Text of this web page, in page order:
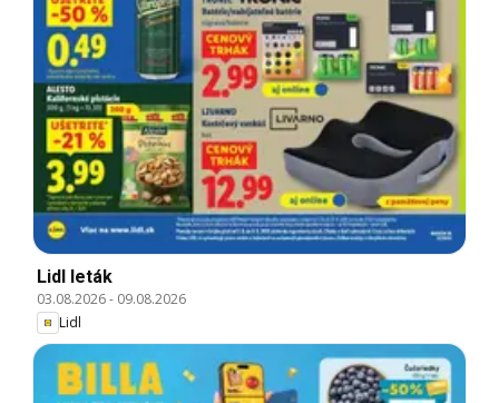
Lidl leták
03.08.2026- 09.08.2026
Lidl